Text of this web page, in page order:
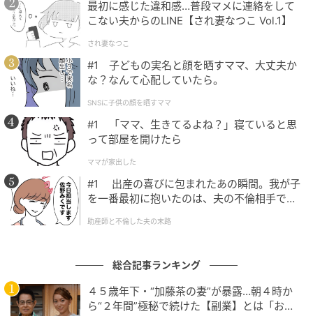
マイナビウーマン
よしかわ：今回は春の新作ベースメイクアイテムの中
でもフェイスパウダーに絞って新作情報をお届けしま
す！ 私は厳選して4つピックアップしたのですが、ど
うやらプレストパウダーの気分みたいです。
にしきおり：私はツヤ仕上がりが好みなので、キラキ
ラしてるものが多くなりました。プレストタイプだと
KATEの「ジュレリープカラーパウダー」の美しさをぜ
最初に感じた違和感…普段マメに連絡をして
こない夫からのLINE【され妻なつこ Vol.1】
され妻なつこ
#1 子どもの実名と顔を晒すママ、大丈夫か
な？なんて心配していたら。
SNSに子供の顔を晒すママ
#1 「ママ、生きてるよね？」寝ていると思
って部屋を開けたら
ママが家出した
#1 出産の喜びに包まれたあの瞬間。我が子
を一番最初に抱いたのは、夫の不倫相手でし
助産師と不倫した夫の末路
総合記事ランキング
４５歳年下・“加藤茶の妻”が暴露…朝４時か
ら“２年間”極秘で続けた【副業】とは「お金